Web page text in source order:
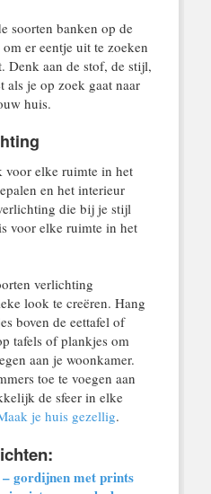
soorten banken op de
er eentje uit te zoeken
Denk aan de stof, de stijl,
als je op zoek gaat naar
huis.
elke ruimte in het
en het interieur
die bij je stijl
voor elke ruimte in het
verlichting
look te creëren. Hang
boven de eettafel of
tafels of plankjes om
aan je woonkamer.
toe te voegen aan
de sfeer in elke
je huis gezellig.
gordijnen met prints